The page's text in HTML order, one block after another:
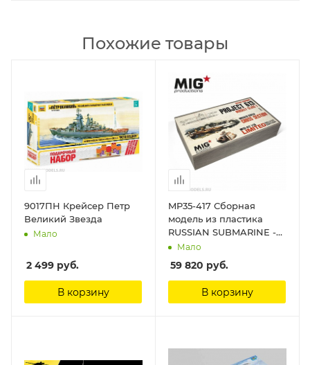
Похожие товары
9017ПН Крейсер Петр
Великий Звезда
Мало
2 499 руб.
В корзину
MP35-417 Сборная
модель из пластика
RUSSIAN SUBMARINE -
PROJECT 613 MIG
Productions
Мало
59 820 руб.
В корзину